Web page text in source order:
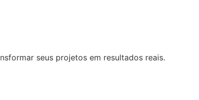
seus projetos em resultados reais.